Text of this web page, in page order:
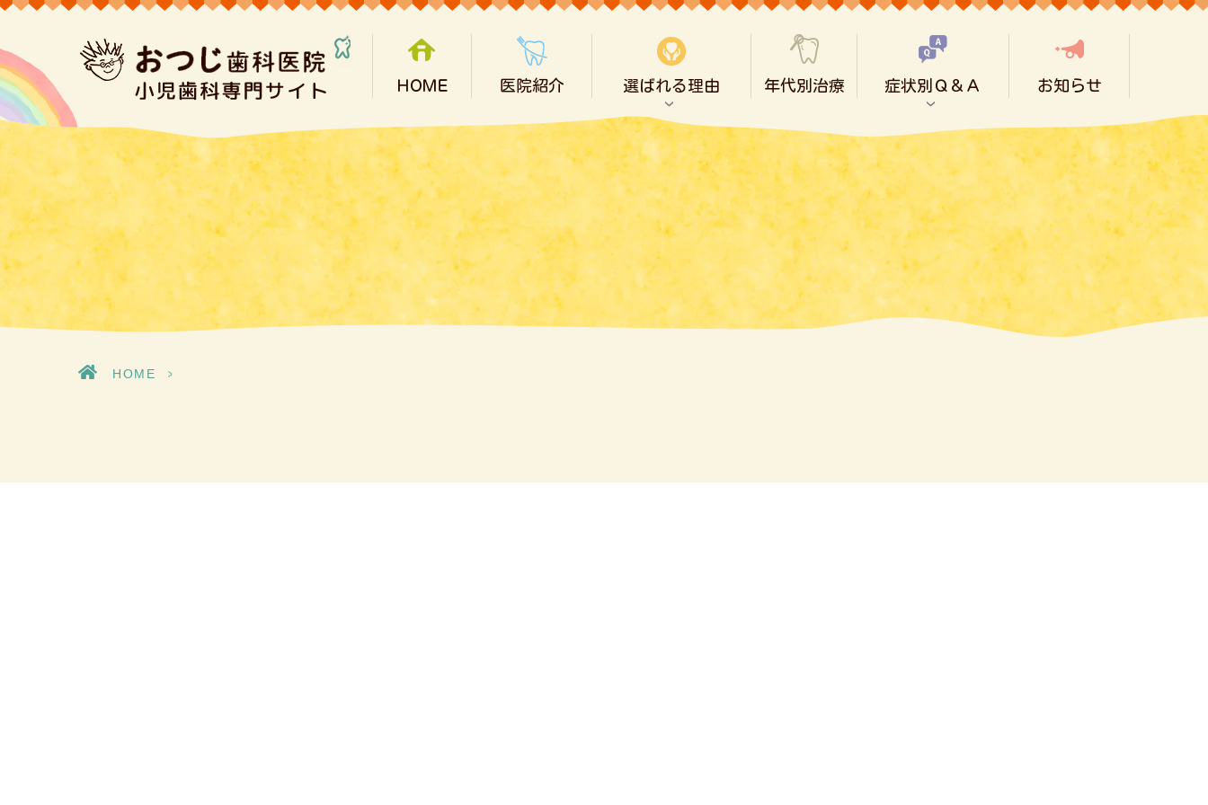
ＨＯＭＥ 医院紹介 選ばれる理由 年代別治療 症状別Ｑ＆Ａ お知らせ
HOME >